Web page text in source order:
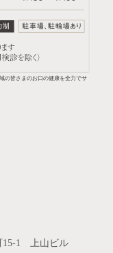
の皆さまのお口の健康を全力でサ
15-1 上山ビル